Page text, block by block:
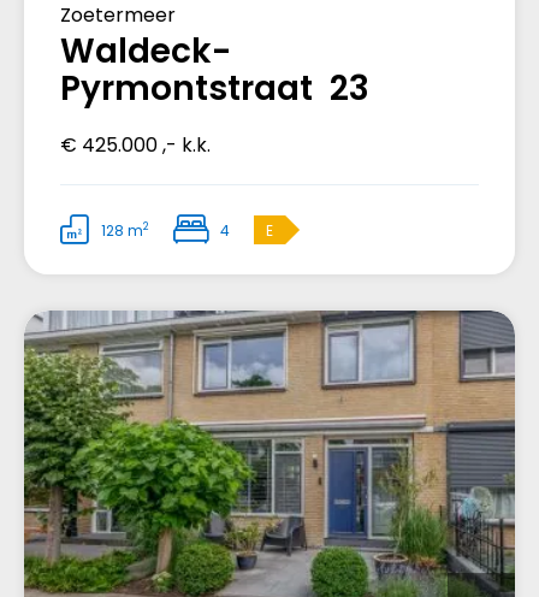
Zoetermeer
Waldeck-
Pyrmontstraat 23
€ 425.000 ,- k.k.
128 m2 4 E